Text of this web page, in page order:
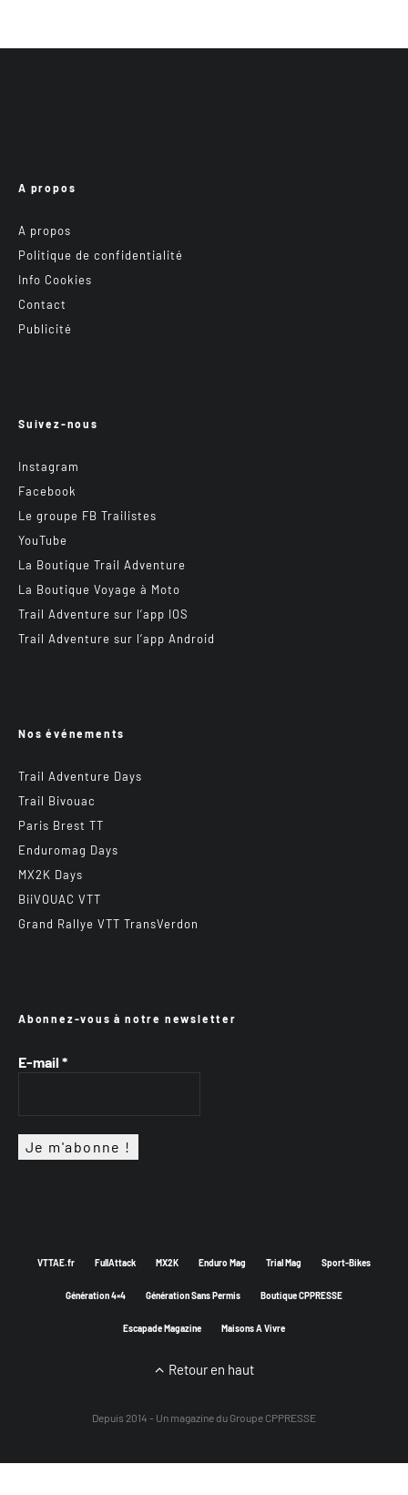
A propos
A propos
Politique de confidentialité
Info Cookies
Contact
Publicité
Suivez-nous
Instagram
Facebook
Le groupe FB Trailistes
YouTube
La Boutique Trail Adventure
La Boutique Voyage à Moto
Trail Adventure sur l’app IOS
Trail Adventure sur l’app Android
Nos événements
Trail Adventure Days
Trail Bivouac
Paris Brest TT
Enduromag Days
MX2K Days
BiiVOUAC VTT
Grand Rallye VTT TransVerdon
Abonnez-vous à notre newsletter
E-mail *
VTTAE.fr FullAttack MX2K Enduro Mag Trial Mag Sport-Bikes
Génération 4×4 Génération Sans Permis Boutique CPPRESSE
Escapade Magazine Maisons A Vivre
Retour en haut
Depuis 2014 - Un magazine du Groupe CPPRESSE